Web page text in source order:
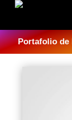
Portafolio de